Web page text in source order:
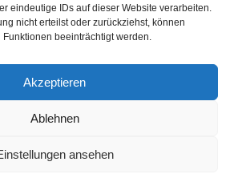
eindeutige IDs auf dieser Website verarbeiten.
nicht erteilst oder zurückziehst, können
beeinträchtigt werden.
Akzeptieren
Ablehnen
ansehen
Bakım Sigortası
Danışmanlığı Yapıyoruz
sistemi ile çalışıyor